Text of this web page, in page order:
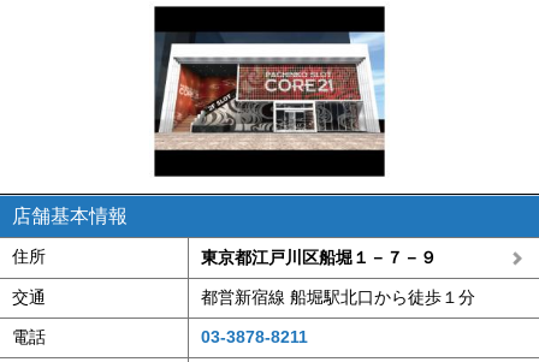
店舗基本情報
住所 東京都江戸川区船堀１－７－９
交通 都営新宿線 船堀駅北口から徒歩１分
電話 03-3878-8211